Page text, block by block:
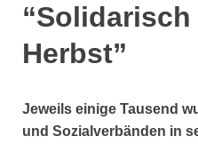
Herbst”
Jeweils einige Tausend
und Sozialverbänden in